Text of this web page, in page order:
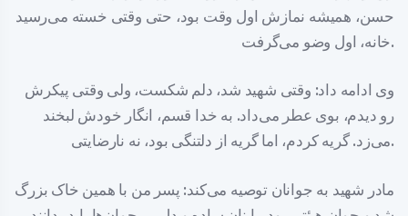
حسن، همیشه نمازش اول وقت بود، حتی وقتی خسته می‌رسید
خانه، اول وضو می‌گرفت.
وی ادامه داد: وقتی شهید شد، دلم شکست، ولی وقتی پیکرش
رو دیدم، بوی عطر می‌داد. به خدا قسم، انگار خودش لبخند
می‌زد. گریه کردم، اما گریه از دلتنگی بود، نه نارضایتی.
مادر شهید به جوانان توصیه می‌کند: پسر من با همین خاک بزرگ